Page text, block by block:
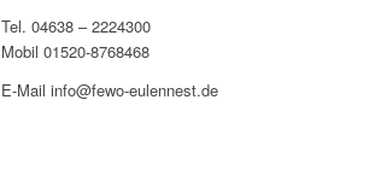
Tel. 04638 – 2224300
Mobil 01520-8768468
E-Mail info@fewo-eulennest.de